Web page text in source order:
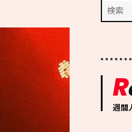
R
週間